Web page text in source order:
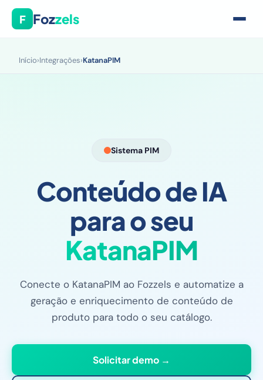
F Fozzels
Início›Integrações›KatanaPIM
Sistema PIM
Conteúdo de IA
para o seu
KatanaPIM
Conecte o KatanaPIM ao Fozzels e automatize a
geração e enriquecimento de conteúdo de
produto para todo o seu catálogo.
Solicitar demo →